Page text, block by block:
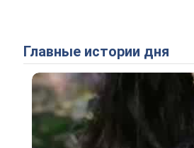
Главные истории дня